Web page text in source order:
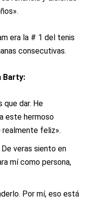
era la # 1 del tenis
consecutivas.
Barty:
que dar. He
este hermoso
feliz».
veras siento en
mí como persona,
Por mí, eso está